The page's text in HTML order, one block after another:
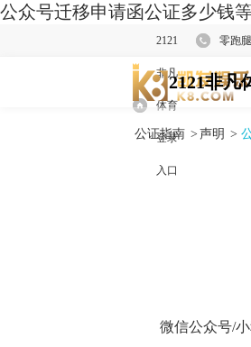
公众号迁移申请函公证多少钱
2121
非凡
体育
登录
入口
零跑
2121非凡
公证指南 > 声明 >
微信公众号/